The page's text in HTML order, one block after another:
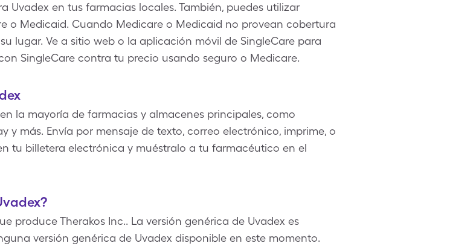
Uvadex en tus farmacias locales. También, puedes utilizar
o Medicaid. Cuando Medicare o Medicaid no provean cobertura
lugar. Ve a sitio web o la aplicación móvil de SingleCare para
SingleCare contra tu precio usando seguro o Medicare.
la mayoría de farmacias y almacenes principales, como
y más. Envía por mensaje de texto, correo electrónico, imprime, o
tu billetera electrónica y muéstralo a tu farmacéutico en el
produce Therakos Inc.. La versión genérica de Uvadex es
versión genérica de Uvadex disponible en este momento.